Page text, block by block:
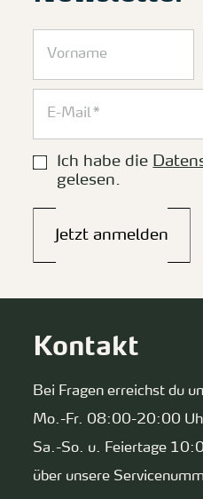
Ich habe die
gelesen.
Jetzt anmelden
Kontakt
Bei Fragen erreichst du
Mo.-Fr. 08:00-20:00
Sa.-So. u. Feiertage
über unsere